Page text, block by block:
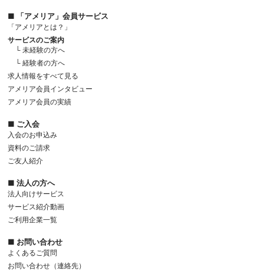
■ 「アメリア」会員サービス
「アメリアとは？」
サービスのご案内
└ 未経験の方へ
└ 経験者の方へ
求人情報をすべて見る
アメリア会員インタビュー
アメリア会員の実績
■ ご入会
入会のお申込み
資料のご請求
ご友人紹介
■ 法人の方へ
法人向けサービス
サービス紹介動画
ご利用企業一覧
■ お問い合わせ
よくあるご質問
お問い合わせ（連絡先）